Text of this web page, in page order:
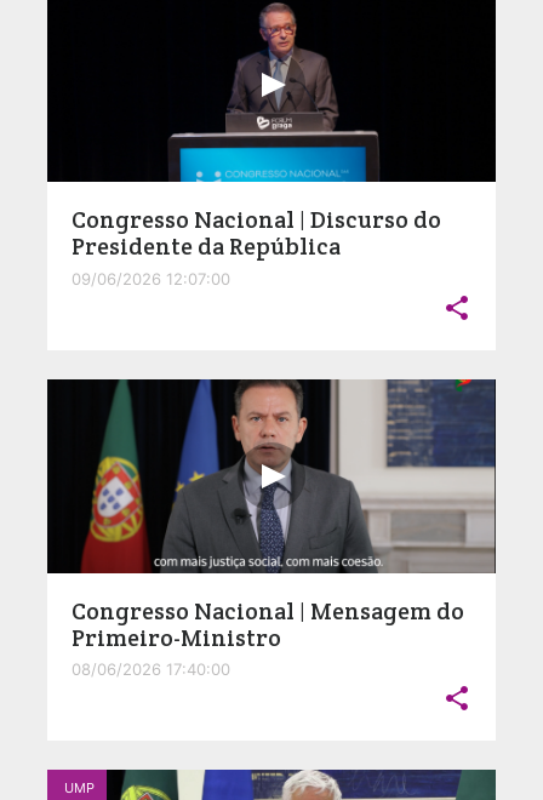
Congresso Nacional | Discurso do
Presidente da República
09/06/2026 12:07:00

Congresso Nacional | Mensagem do
Primeiro-Ministro
08/06/2026 17:40:00

UMP